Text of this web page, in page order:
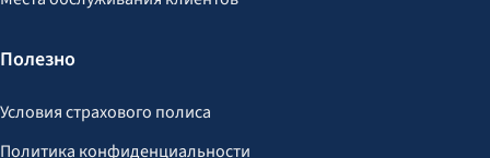
Полезно
Условия страхового полиса
Политика конфиденциальности